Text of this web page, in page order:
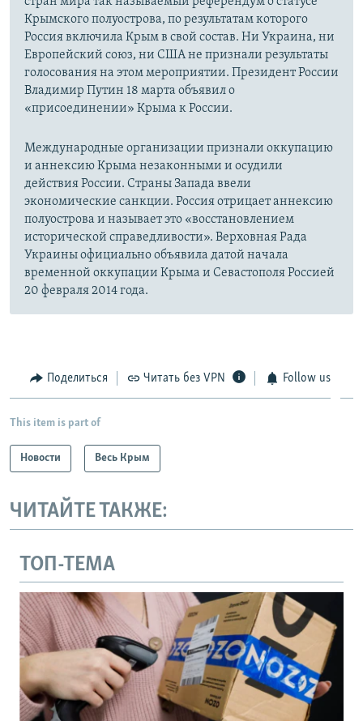
Крымского полуострова, по результатам которого
Россия включила Крым в свой состав. Ни Украина, ни
Европейский союз, ни США не признали результаты
голосования на этом мероприятии. Президент России
Владимир Путин 18 марта объявил о
«присоединении» Крыма к России.
Международные организации признали оккупацию
и аннексию Крыма незаконными и осудили
действия России. Страны Запада ввели
экономические санкции. Россия отрицает аннексию
полуострова и называет это «восстановлением
исторической справедливости». Верховная Рада
Украины официально объявила датой начала
временной оккупации Крыма и Севастополя Россией
20 февраля 2014 года.
Поделиться Читать без VPN Follow us
This item is part of
Новости Весь Крым
ЧИТАЙТЕ ТАКЖЕ:
ТОП-ТЕМА